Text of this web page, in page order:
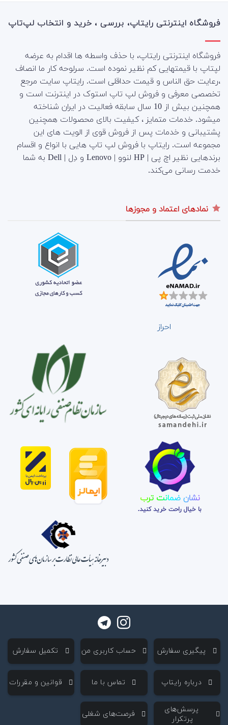
فروشگاه اینترنتی رایتاپ، بررسی ، خرید و انتخاب لپ‌تاپ
فروشگاه اینترنتی رایتاپ، با حذف واسطه ها اقدام به عرضه
لپتاپ با قیمتهایی کم نظیر نموده است. سرلوحه کار ما انصاف
،رعایت حق الناس و قیمت حداقلی است. رایتاپ سایت مرجع
تخصصی معرفی و فروش لپ تاپ استوک در اینترنت است و
همچنین بیش از 10 سال سابقه فعالیت در ایران شناخته
میشود. خدمات متمایز ، کیفیت بالای محصولات همچنین
پشتیبانی و خدمات پس از فروش قوی از الویت های این
مجموعه است. رایتاپ با فروش لپ تاپ هایی با انواع و اقسام
برندهایی نظیر اچ پی | HP لنوو | Lenovo و دِل | Dell به شما
خدمت رسانی می‌کند.
نمادهای اعتماد و مجوزها
احراز
نشان ضمانت ترب
با خیال راحت خرید کنید.
‌ پیگیری سفارش ‌ حساب کاربری من ‌ تکمیل سفارش
‌ درباره رایتاپ ‌ تماس با ما ‌ قوانین و مقررات
‌ پرسش‌های
پرتکرار
‌ فرصت‌های شغلی